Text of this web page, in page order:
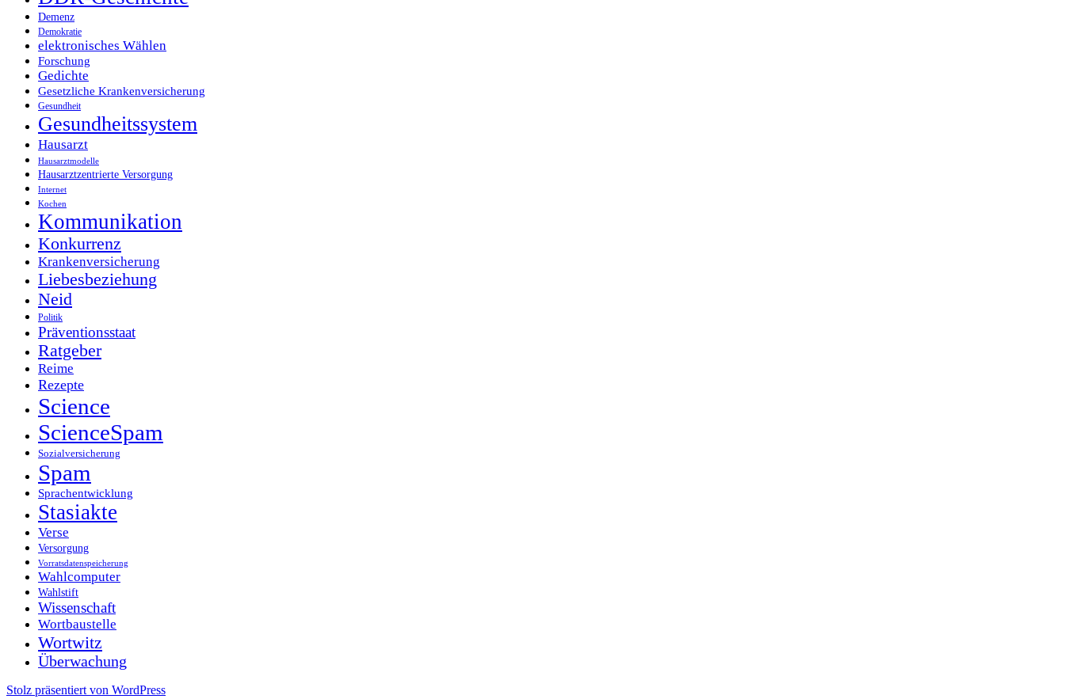
Demenz
Demokratie
elektronisches Wählen
Forschung
Gedichte
Gesetzliche Krankenversicherung
Gesundheit
Gesundheitssystem
Hausarzt
Hausarztmodelle
Hausarztzentrierte Versorgung
Internet
Kochen
Kommunikation
Konkurrenz
Krankenversicherung
Liebesbeziehung
Neid
Politik
Präventionsstaat
Ratgeber
Reime
Rezepte
Science
ScienceSpam
Sozialversicherung
Spam
Sprachentwicklung
Stasiakte
Verse
Versorgung
Vorratsdatenspeicherung
Wahlcomputer
Wahlstift
Wissenschaft
Wortbaustelle
Wortwitz
Überwachung
Stolz präsentiert von WordPress